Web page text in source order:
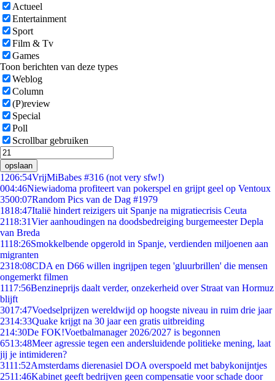
Actueel
Entertainment
Sport
Film & Tv
Games
Toon berichten van deze types
Weblog
Column
(P)review
Special
Poll
Scrollbar gebruiken
opslaan
1206:54VrijMiBabes #316 (not very sfw!)
004:46Niewiadoma profiteert van pokerspel en grijpt geel op Ventoux
3500:07Random Pics van de Dag #1979
1818:47Italië hindert reizigers uit Spanje na migratiecrisis Ceuta
2118:31Vier aanhoudingen na doodsbedreiging burgemeester Depla
van Breda
1118:26Smokkelbende opgerold in Spanje, verdienden miljoenen aan
migranten
2318:08CDA en D66 willen ingrijpen tegen 'gluurbrillen' die mensen
ongemerkt filmen
1117:56Benzineprijs daalt verder, onzekerheid over Straat van Hormuz
blijft
3017:47Voedselprijzen wereldwijd op hoogste niveau in ruim drie jaar
2314:33Quake krijgt na 30 jaar een gratis uitbreiding
214:30De FOK!Voetbalmanager 2026/2027 is begonnen
6513:48Meer agressie tegen een andersluidende politieke mening, laat
jij je intimideren?
3111:52Amsterdams dierenasiel DOA overspoeld met babykonijntjes
2511:46Kabinet geeft bedrijven geen compensatie voor schade door